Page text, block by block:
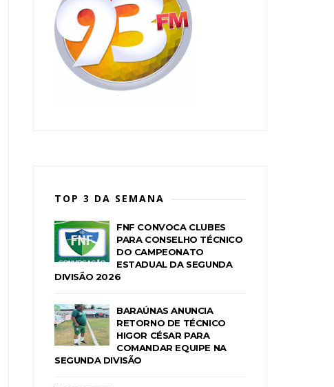
TOP 3 DA SEMANA
FNF CONVOCA CLUBES
PARA CONSELHO TÉCNICO
DO CAMPEONATO
ESTADUAL DA SEGUNDA
DIVISÃO 2026
BARAÚNAS ANUNCIA
RETORNO DE TÉCNICO
HIGOR CÉSAR PARA
COMANDAR EQUIPE NA
SEGUNDA DIVISÃO